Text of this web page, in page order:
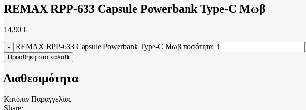
REMAX RPP-633 Capsule Powerbank Type-C Μωβ
14,90 €
REMAX RPP-633 Capsule Powerbank Type-C Μωβ ποσότητα
Προσθήκη στο καλάθι
Διαθεσιμότητα
Κατόπιν Παραγγελίας
Share: